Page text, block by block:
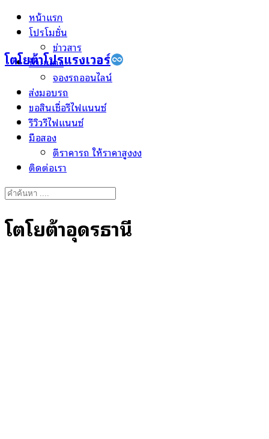
Skip
โตโยต้าโปรแรงเวอร์
หน้าแรก
โปรโมชั่น
ข่าวสาร
ป้ายแดง
จองรถออนไลน์
ส่งมอบรถ
ขอสินเชื่อรีไฟแนนซ์
รีวิวรีไฟแนนซ์
มือสอง
ตีราคารถ ให้ราคาสูงงง
ติดต่อเรา
Search
โตโยต้าอุดรธานี